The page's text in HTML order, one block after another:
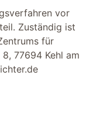
vor
Zuständig ist
für
77694 Kehl am